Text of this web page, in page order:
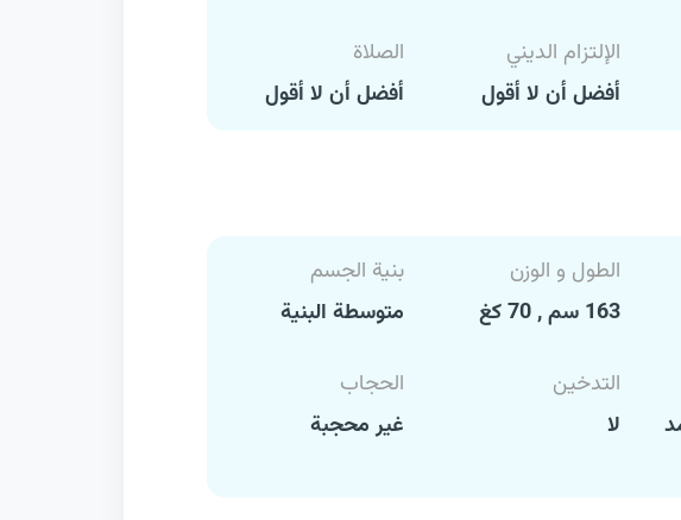
الإلتزام الديني
أفضل أن لا أقول
الصلاة
أفضل أن لا أقول
الطول و الوزن
163 سم , 70 كغ
بنية الجسم
متوسطة البنية
التدخين
لا
الحجاب
غير محجبة